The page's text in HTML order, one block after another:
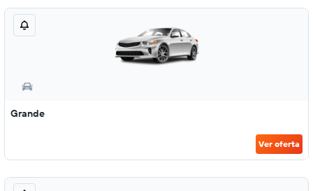
Grande
Ver oferta